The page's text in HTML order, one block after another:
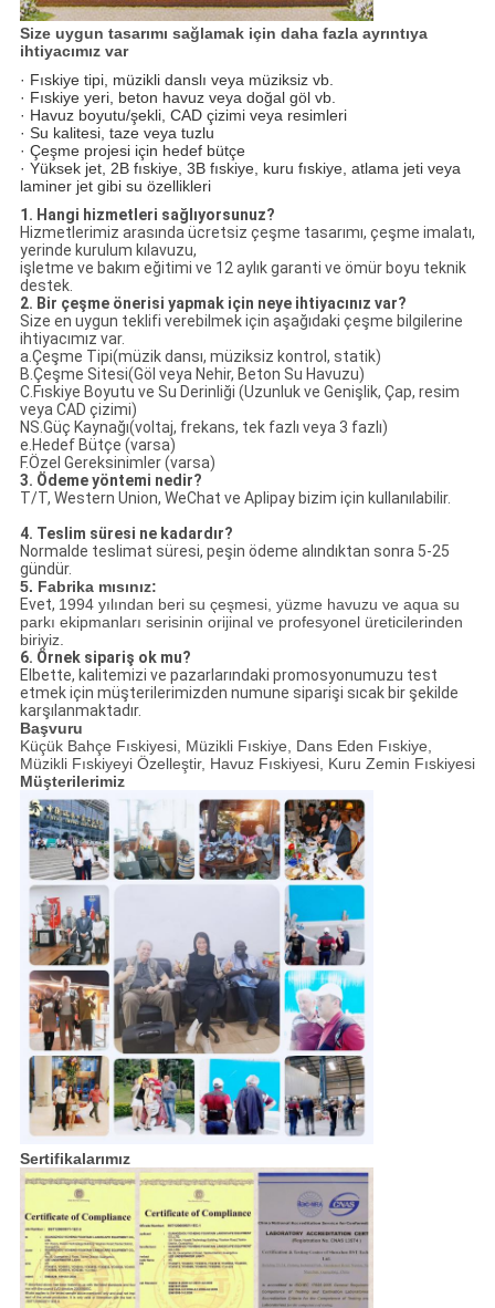
Size uygun tasarımı sağlamak için daha fazla ayrıntıya
ihtiyacımız var
· Fıskiye tipi, müzikli danslı veya müziksiz vb.
· Fıskiye yeri, beton havuz veya doğal göl vb.
· Havuz boyutu/şekli, CAD çizimi veya resimleri
· Su kalitesi, taze veya tuzlu
· Çeşme projesi için hedef bütçe
· Yüksek jet, 2B fıskiye, 3B fıskiye, kuru fıskiye, atlama jeti veya
laminer jet gibi su özellikleri
1. Hangi hizmetleri sağlıyorsunuz?
Hizmetlerimiz arasında ücretsiz çeşme tasarımı, çeşme imalatı,
yerinde kurulum kılavuzu,
işletme ve bakım eğitimi ve 12 aylık garanti ve ömür boyu teknik
destek.
2. Bir çeşme önerisi yapmak için neye ihtiyacınız var?
Size en uygun teklifi verebilmek için aşağıdaki çeşme bilgilerine
ihtiyacımız var.
a.Çeşme Tipi(müzik dansı, müziksiz kontrol, statik)
B.Çeşme Sitesi(Göl veya Nehir, Beton Su Havuzu)
C.Fıskiye Boyutu ve Su Derinliği (Uzunluk ve Genişlik, Çap, resim
veya CAD çizimi)
NS.Güç Kaynağı(voltaj, frekans, tek fazlı veya 3 fazlı)
e.Hedef Bütçe (varsa)
F.Özel Gereksinimler (varsa)
3. Ödeme yöntemi nedir?
T/T, Western Union, WeChat ve Aplipay bizim için kullanılabilir.
4. Teslim süresi ne kadardır?
Normalde teslimat süresi, peşin ödeme alındıktan sonra 5-25
gündür.
5. Fabrika mısınız:
Evet, 1994 yılından beri su çeşmesi, yüzme havuzu ve aqua su
parkı ekipmanları serisinin orijinal ve profesyonel üreticilerinden
biriyiz.
6. Örnek sipariş ok mu?
Elbette, kalitemizi ve pazarlarındaki promosyonumuzu test
etmek için müşterilerimizden numune siparişi sıcak bir şekilde
karşılanmaktadır.
Başvuru
Küçük Bahçe Fıskiyesi, Müzikli Fıskiye, Dans Eden Fıskiye,
Müzikli Fıskiyeyi Özelleştir, Havuz Fıskiyesi, Kuru Zemin Fıskiyesi
Müşterilerimiz
Sertifikalarımız